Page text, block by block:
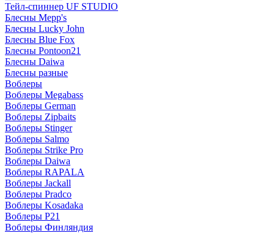
Тейл-спиннер UF STUDIO
Блесны Mepp's
Блесны Lucky John
Блесны Blue Fox
Блесны Pontoon21
Блесны Daiwa
Блесны разные
Воблеры
Воблеры Megabass
Воблеры German
Воблеры Zipbaits
Воблеры Stinger
Воблеры Salmo
Воблеры Strike Pro
Воблеры Daiwa
Воблеры RAPALA
Воблеры Jackall
Воблеры Pradco
Воблеры Kosadaka
Воблеры P21
Воблеры Финляндия